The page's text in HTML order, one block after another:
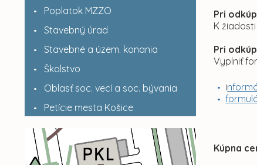
Poplatok MZZO
Stavebný úrad
Stavebné a územ. konania
Školstvo
Oblasť soc. vecí a soc. bývania
Petície mesta Košice
Pri
K
Pri
Vyplniť
i
Kúpna